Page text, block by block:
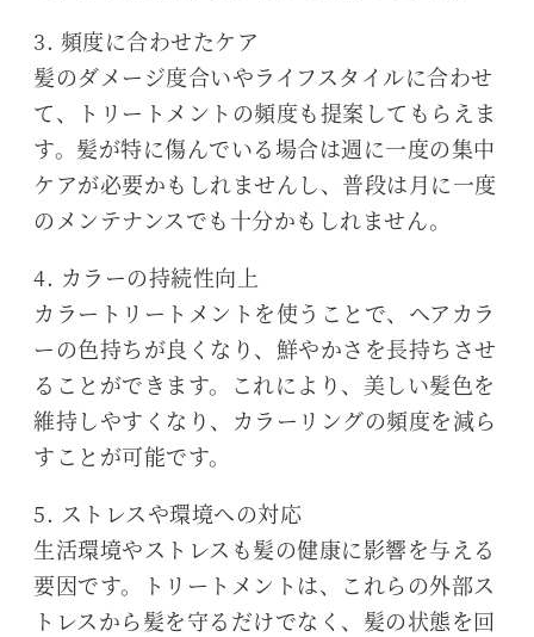
3. 頻度に合わせたケア
髪のダメージ度合いやライフスタイルに合わせ
て、トリートメントの頻度も提案してもらえま
す。髪が特に傷んでいる場合は週に一度の集中
ケアが必要かもしれませんし、普段は月に一度
のメンテナンスでも十分かもしれません。
4. カラーの持続性向上
カラートリートメントを使うことで、ヘアカラ
ーの色持ちが良くなり、鮮やかさを長持ちさせ
ることができます。これにより、美しい髪色を
維持しやすくなり、カラーリングの頻度を減ら
すことが可能です。
5. ストレスや環境への対応
生活環境やストレスも髪の健康に影響を与える
要因です。トリートメントは、これらの外部ス
トレスから髪を守るだけでなく、髪の状態を回